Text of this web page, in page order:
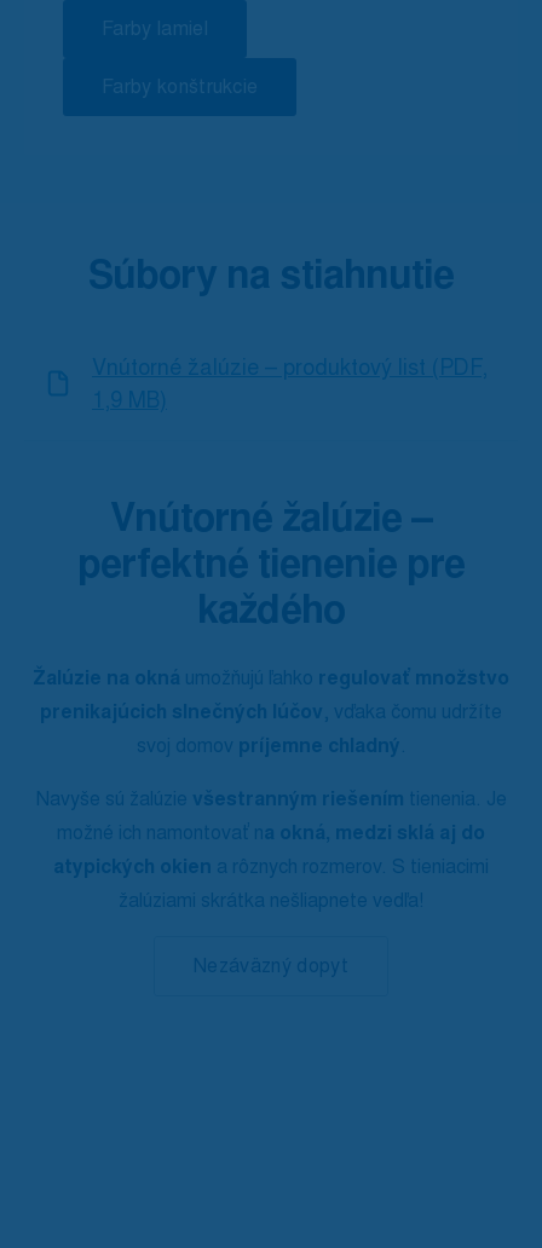
Farby lamiel
Farby konštrukcie
Súbory na stiahnutie
Vnútorné žalúzie – produktový list (PDF,
1,9 MB)
Vnútorné žalúzie –
perfektné tienenie pre
každého
Žalúzie na okná umožňujú ľahko regulovať množstvo
prenikajúcich slnečných lúčov, vďaka čomu udržíte
svoj domov príjemne chladný.
Navyše sú žalúzie všestranným riešením tienenia. Je
možné ich namontovať na okná, medzi sklá aj do
atypických okien a rôznych rozmerov. S tieniacimi
žalúziami skrátka nešliapnete vedľa!
Nezáväzný dopyt